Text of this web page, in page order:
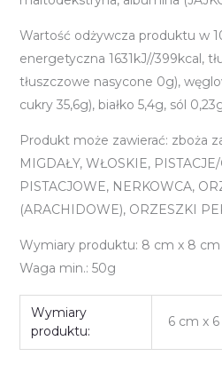
Wartość odżywcza produktu w
energetyczna 1631kJ//399kcal,
tłuszczowe nasycone 0g),
cukry 35,6g), białko 5,4g, sól
Produkt może zawierać: zboża
MIGDAŁY, WŁOSKIE,
PISTACJOWE, NERKOWCA,
(ARACHIDOWE), ORZESZKI
Wymiary produktu: 8 cm x 8 cm
Waga min.: 50g
Wymiary
produktu:
6 cm x